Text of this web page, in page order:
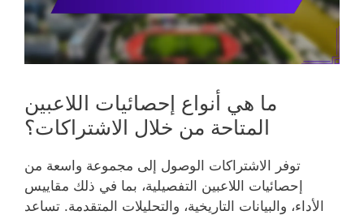
ما هي أنواع إحصائيات اللاعبين
المتاحة من خلال الاشتراكات؟
توفر الاشتراكات الوصول إلى مجموعة واسعة من
إحصائيات اللاعبين التفصيلية، بما في ذلك مقاييس
الأداء، والبيانات التاريخية، والتحليلات المتقدمة. تساعد